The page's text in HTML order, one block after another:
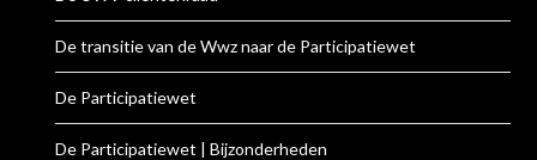
De transitie van de Wwz naar de Participatiewet
De Participatiewet
De Participatiewet | Bijzonderheden